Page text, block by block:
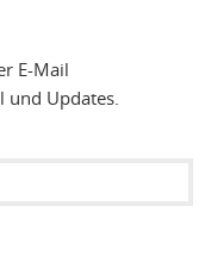
E-Mail
und Updates.